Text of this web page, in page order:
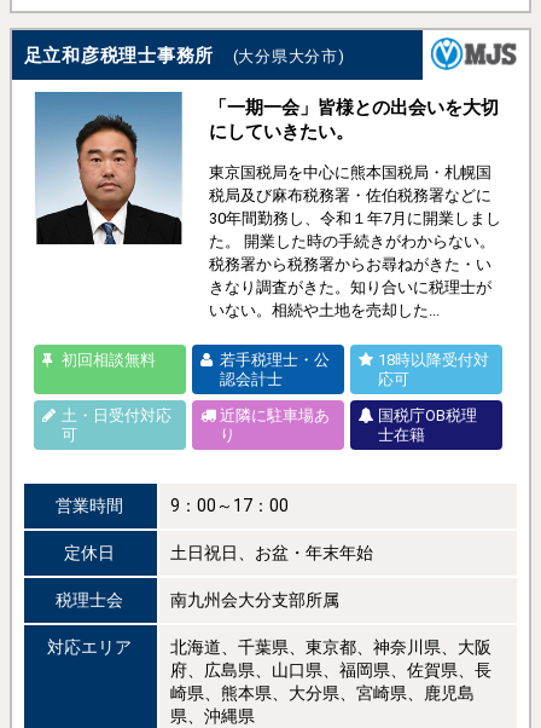
足立和彦税理士事務所 (大分県大分市)
「一期一会」皆様との出会いを大切
にしていきたい。
東京国税局を中心に熊本国税局・札幌国
税局及び麻布税務署・佐伯税務署などに
30年間勤務し、令和１年7月に開業しまし
た。 開業した時の手続きがわからない。
税務署から税務署からお尋ねがきた・い
きなり調査がきた。知り合いに税理士が
いない。相続や土地を売却した...
初回相談無料
若手税理士・公
認会計士
18時以降受付対
応可
土・日受付対応
可
近隣に駐車場あ
り
国税庁OB税理
士在籍
営業時間 9：00～17：00
定休日 土日祝日、お盆・年末年始
税理士会 南九州会大分支部所属
対応エリア
北海道、千葉県、東京都、神奈川県、大阪
府、広島県、山口県、福岡県、佐賀県、長
崎県、熊本県、大分県、宮崎県、鹿児島
県、沖縄県